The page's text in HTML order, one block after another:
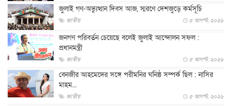
জুলাই গণ-অভ্যুত্থান দিবস আজ, স্মরণে দেশজুড়ে কর্মসূচি
জাতীয় ৫ আগস্ট, ২০২৬
জনগণ পরিবর্তন চেয়েছে বলেই জুলাই আন্দোলন সফল :
প্রধানমন্ত্রী
জাতীয় ৫ আগস্ট, ২০২৬
বেনজীর আহমেদের সঙ্গে পরীমনির ঘনিষ্ঠ সম্পর্ক ছিল : নাসির
মাহম...
জাতীয় ৫ আগস্ট, ২০২৬